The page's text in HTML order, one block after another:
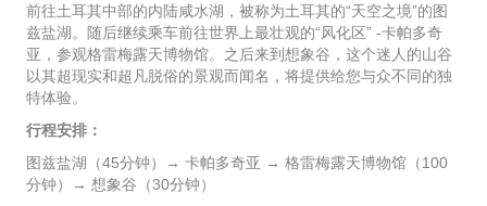
前往土耳其中部的内陆咸水湖，被称为土耳其的“天空之境”的图
兹盐湖。随后继续乘车前往世界上最壮观的“风化区” -卡帕多奇
亚，参观格雷梅露天博物馆。之后来到想象谷，这个迷人的山谷
以其超现实和超凡脱俗的景观而闻名，将提供给您与众不同的独
特体验。
行程安排：
图兹盐湖（45分钟）→ 卡帕多奇亚 → 格雷梅露天博物馆（100
分钟）→ 想象谷（30分钟）